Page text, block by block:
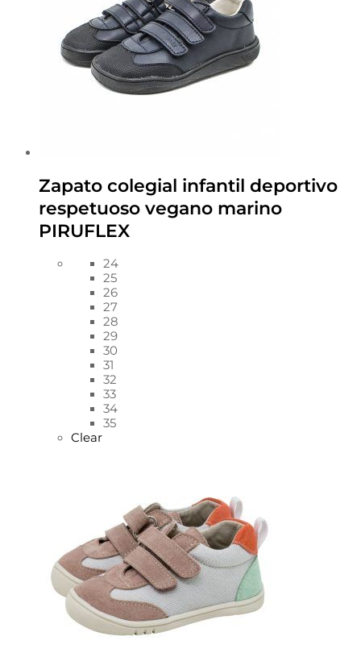
Zapato colegial infantil deportivo
respetuoso vegano marino
PIRUFLEX
24
25
26
27
28
29
30
31
32
33
34
35
Clear